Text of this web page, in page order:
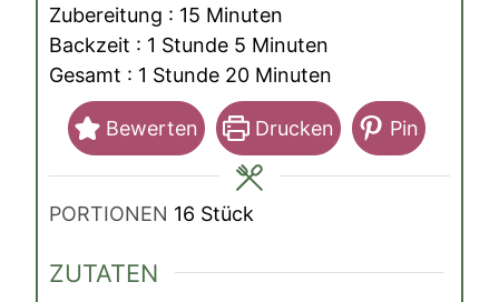
Zubereitung : 15 Minuten
Minuten
Backzeit : 1 Stunde
Stunde 5 Minuten
Minuten
Gesamt : 1 Stunde
Stunde 20Minuten
Minuten
Bewerten Drucken Pin
PORTIONEN 16 Stück
ZUTATEN